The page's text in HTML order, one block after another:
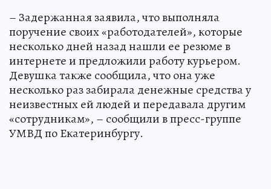
– Задержанная заявила, что выполняла
поручение своих «работодателей», которые
несколько дней назад нашли ее резюме в
интернете и предложили работу курьером.
Девушка также сообщила, что она уже
несколько раз забирала денежные средства у
неизвестных ей людей и передавала другим
«сотрудникам», – сообщили в пресс-группе
УМВД по Екатеринбургу.